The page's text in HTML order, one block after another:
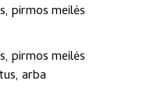
pirmos meilės
pirmos meilės
arba